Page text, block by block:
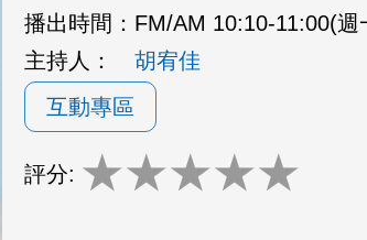
播出時間： FM/AM 10:10-11:00(週
主持人：
胡宥佳
互動專區
評分: ★★★★★